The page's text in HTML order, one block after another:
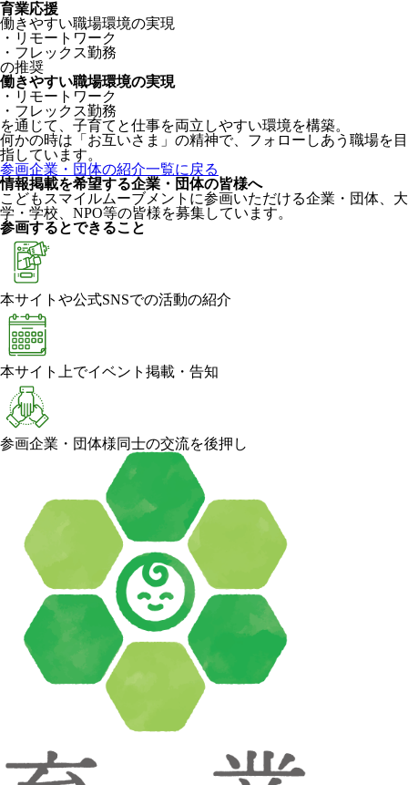
育業応援
働きやすい職場環境の実現
・リモートワーク
・フレックス勤務
の推奨
働きやすい職場環境の実現
・リモートワーク
・フレックス勤務
を通じて、子育てと仕事を両立しやすい環境を構築。
何かの時は「お互いさま」の精神で、フォローしあう職場を目
指しています。
参画企業・団体の紹介一覧に戻る
情報掲載を希望する企業・団体の皆様へ
こどもスマイルムーブメントに参画いただける企業・団体、大
学・学校、NPO等の皆様を募集しています。
参画するとできること
本サイトや公式SNSでの活動の紹介
本サイト上でイベント掲載・告知
参画企業・団体様同士の交流を後押し